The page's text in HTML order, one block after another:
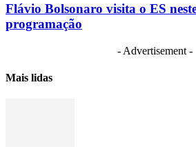
Flávio Bolsonaro visita o ES
programação
- Advertisement -
Mais lidas